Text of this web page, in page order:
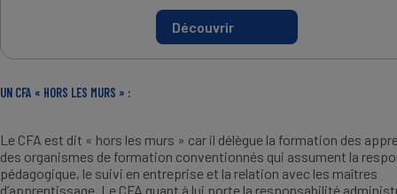
Découvrir
UN CFA « HORS LES MURS » :
Le CFA est dit « hors les murs » car il délègue la formation des
des organismes de formation conventionnés qui assument la
pédagogique, le suivi en entreprise et la relation avec les maîtres
d’apprentissage. Le CFA quant à lui porte la responsabilité